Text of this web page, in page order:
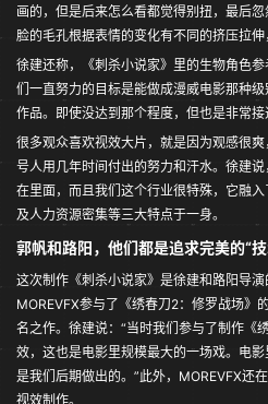
画的，但是后来怎么看都觉得别扭，最后
脸的毛孔根据表情的变化有不同的挤压拉
徐建还称，《刺杀小说家》里的生物角色
们一直努力的目标是能做成漫威电影那种
作品。即使没达到那个程度，但也是非常接
很多观众喜欢视效大片，就是因为观感很
号人用几年时间付出的努力和汗水。徐建
在里面，而且我们这个行业很特殊，它融
及人力资源密集等三大特点于一身。
郭帆和路阳，他们都是追求完美的“
这次制作《刺杀小说家》是徐建和路阳导演
MOREVFX参与了《绣春刀2：修罗战场》
名之作。徐建说：“当时我们参与了制作《
效，这也是电影里规模最大的一场戏。电
是我们后期做出的。”此外，MOREVFX还
视效制作。